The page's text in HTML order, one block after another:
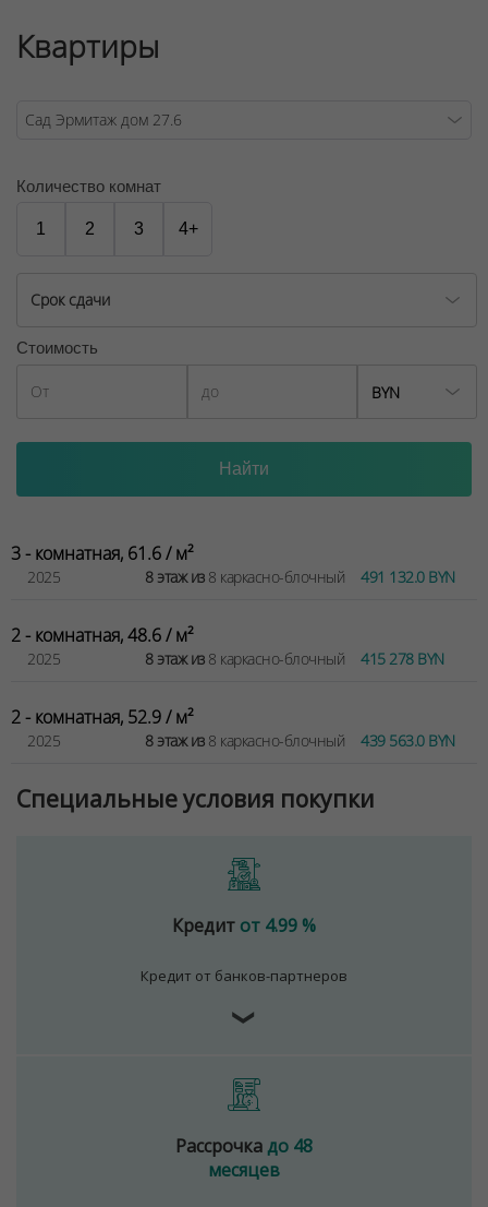
Квартиры
Количество комнат
1 2 3 4+
Срок сдачи
Стоимость
BYN
3 - комнатная, 61.6 / м²
2025 8 этаж из8 каркасно-блочный 491 132.0 BYN
2 - комнатная, 48.6 / м²
2025 8 этаж из8 каркасно-блочный 415 278 BYN
2 - комнатная, 52.9 / м²
2025 8 этаж из8 каркасно-блочный 439 563.0 BYN
Специальные условия покупки
Кредит от 4.99 %
Кредит от банков-партнеров
❯
Рассрочкадо 48
месяцев